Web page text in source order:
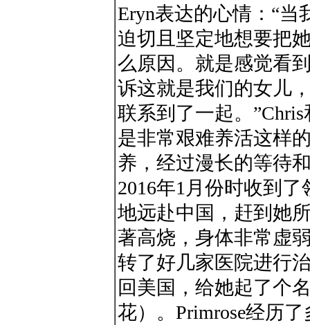
Eryn表达的心情：“当
迫切且坚定地想要把
么原因。就是感觉看
诉这就是我们的女儿
联系到了一起。
是非常艰难养活这样
养，经过漫长的等待
2016年1月份时收到
地远赴中国，赶到她
著高烧，身体非常虚
转了好几家医院进行
回美国，给她起了个
花）。Primrose经历